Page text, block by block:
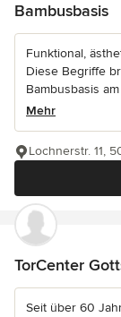
Bambusbasis
Funktional,
Diese Begriffe
Bambusbasis
Mehr
Lochnerstr. 11,
TorCenter
Seit über 60